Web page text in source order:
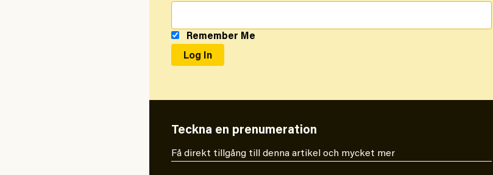
Remember Me
Teckna en prenumeration
Få direkt tillgång till denna artikel och mycket mer